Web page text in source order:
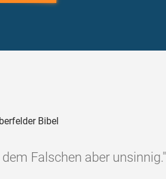
Bibel
Falschen aber unsinnig."